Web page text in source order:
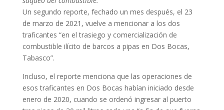
Un segundo reporte, fechado un mes después, el 23
de marzo de 2021, vuelve a mencionar a los dos
traficantes “en el trasiego y comercialización de
combustible ilícito de barcos a pipas en Dos Bocas,
Tabasco”.
Incluso, el reporte menciona que las operaciones de
esos traficantes en Dos Bocas habían iniciado desde
enero de 2020, cuando se ordenó ingresar al puerto